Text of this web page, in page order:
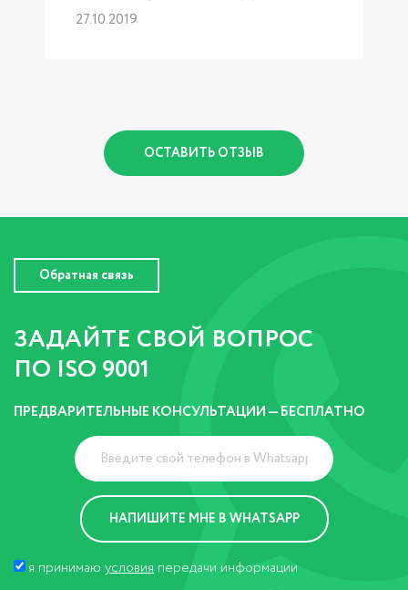
27.10.2019
ОСТАВИТЬ ОТЗЫВ
Обратная связь
ЗАДАЙТЕ СВОЙ ВОПРОС
ПО ISO 9001
ПРЕДВАРИТЕЛЬНЫЕ КОНСУЛЬТАЦИИ — БЕСПЛАТНО
я принимаю условия передачи информации